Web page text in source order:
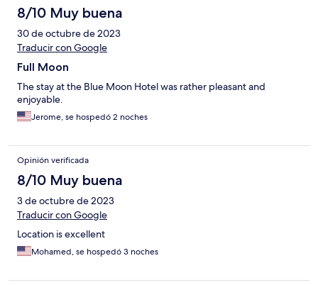
8/10 Muy buena
30 de octubre de 2023
Traducir con Google
Full Moon
The stay at the Blue Moon Hotel was rather pleasant and
enjoyable.
Jerome, se hospedó 2 noches
Opinión verificada
8/10 Muy buena
3 de octubre de 2023
Traducir con Google
Location is excellent
Mohamed, se hospedó 3 noches